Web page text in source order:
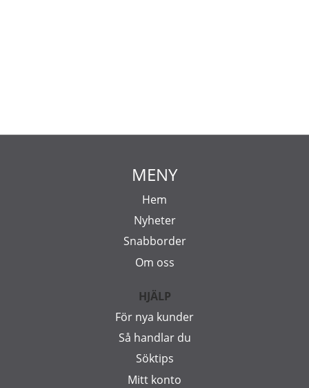
MENY
Hem
Nyheter
Snabborder
Om oss
HJÄLP
För nya kunder
Så handlar du
Söktips
Mitt konto